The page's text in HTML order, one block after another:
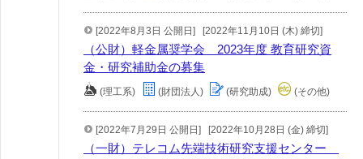
[2022年8月3日 公開日] [2022年11月10日 (木) 締切]
（公財）軽金属奨学会 2023年度 教育研究資
金・研究補助金の募集
(理工系) (財団法人) (研究助成) (その他)
[2022年7月29日 公開日] [2022年10月28日 (金) 締切]
（一財）テレコム先端技術研究支援センター